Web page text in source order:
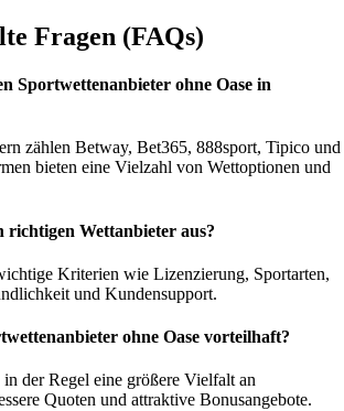
Fragen (FAQs)
Sportwettenanbieter ohne Oase in
zählen Betway, Bet365, 888sport, Tipico und
bieten eine Vielzahl von Wettoptionen und
richtigen Wettanbieter aus?
Kriterien wie Lizenzierung, Sportarten,
und Kundensupport.
ohne Oase vorteilhaft?
der Regel eine größere Vielfalt an
Quoten und attraktive Bonusangebote.